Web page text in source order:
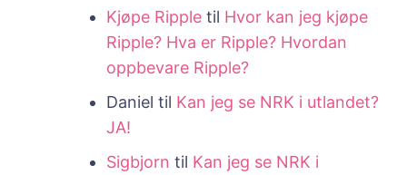
Kjøpe Ripple til Hvor kan jeg kjøpe
Ripple? Hva er Ripple? Hvordan
oppbevare Ripple?
Daniel til Kan jeg se NRK i utlandet?
JA!
Sigbjorn til Kan jeg se NRK i